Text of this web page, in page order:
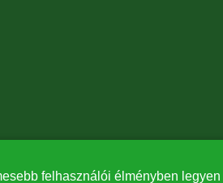
felhasználói élményben